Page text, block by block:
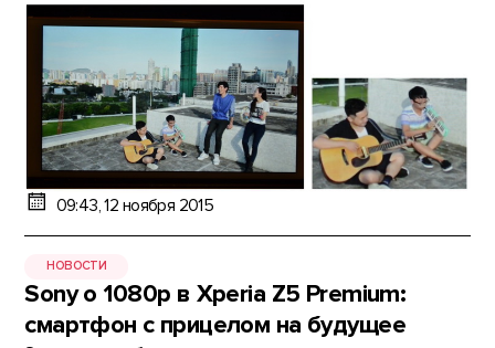
09:43, 12 ноября 2015
НОВОСТИ
Sony о 1080р в Xperia Z5 Premium:
смартфон с прицелом на будущее